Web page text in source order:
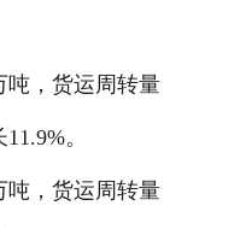
吨，货运周转量
。
吨，货运周转量